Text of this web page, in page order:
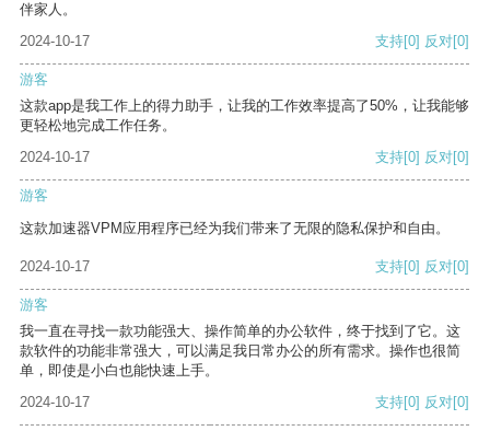
伴家人。
2024-10-17
支持[0] 反对[0]
游客
这款app是我工作上的得力助手，让我的工作效率提高了50%，让我能够
更轻松地完成工作任务。
2024-10-17
支持[0] 反对[0]
游客
这款加速器VPM应用程序已经为我们带来了无限的隐私保护和自由。
2024-10-17 支持[0] 反对[0]
游客
我一直在寻找一款功能强大、操作简单的办公软件，终于找到了它。这
款软件的功能非常强大，可以满足我日常办公的所有需求。操作也很简
单，即使是小白也能快速上手。
2024-10-17
支持[0] 反对[0]